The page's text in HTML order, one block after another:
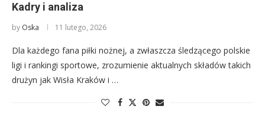
Kadry i analiza
by Oska 11 lutego, 2026
Dla każdego fana piłki nożnej, a zwłaszcza śledzącego polskie
ligi i rankingi sportowe, zrozumienie aktualnych składów takich
drużyn jak Wisła Kraków i …